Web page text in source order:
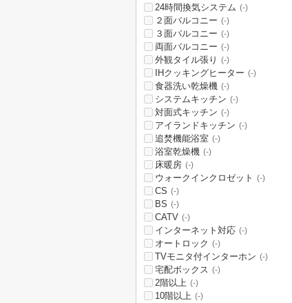
24時間換気システム (-)
２面バルコニー (-)
３面バルコニー (-)
両面バルコニー (-)
外観タイル張り (-)
IHクッキングヒーター (-)
食器洗い乾燥機 (-)
システムキッチン (-)
対面式キッチン (-)
アイランドキッチン (-)
追焚機能浴室 (-)
浴室乾燥機 (-)
床暖房 (-)
ウォークインクロゼット (-)
CS (-)
BS (-)
CATV (-)
インターネット対応 (-)
オートロック (-)
TVモニタ付インターホン (-)
宅配ボックス (-)
2階以上 (-)
10階以上 (-)